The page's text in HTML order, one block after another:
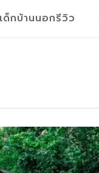
เด็กบ้านนอกรีวิว